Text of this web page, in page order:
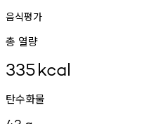
음식평가
총 열량
335kcal
탄수화물